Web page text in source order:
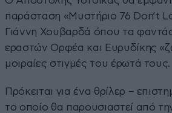
παράσταση «Μυστήριο 76 Don’t
Γιάννη Χουβαρδά όπου τα
εραστών Ορφέα και Ευρυδίκης
μοιραίες στιγμές του έρωτά τους.
Πρόκειται για ένα θρίλερ –
το οποίο θα παρουσιαστεί από